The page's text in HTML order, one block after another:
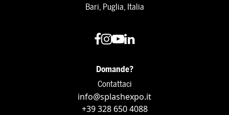
Bari, Puglia, Italia
Domande?
Contattaci
info@splashexpo.it
+39 328 650 4088